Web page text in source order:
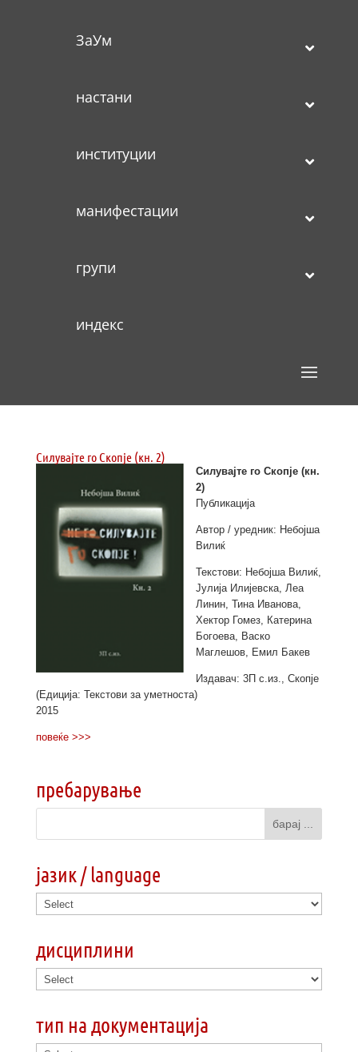
ЗаУм
настани
институции
манифестации
групи
индекс
Силувајте го Скопје (кн. 2)
Силувајте го Скопје (кн.
2)
Публикација
Автор / уредник: Небојша
Вилиќ
Текстови: Небојша Вилиќ,
Јулија Илијевска, Леа
Линин, Тина Иванова,
Хектор Гомез, Катерина
Богоева, Васко
Маглешов, Емил Бакев
Издавач: 3П с.из., Скопје
(Едиција: Текстови за уметноста)
2015
повеќе >>>
пребарување
јазик / language
дисциплини
тип на документација